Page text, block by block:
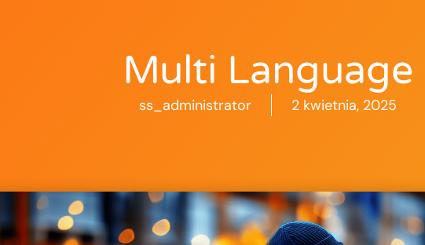
Multi Language
ss_administrator 2 kwietnia, 2025